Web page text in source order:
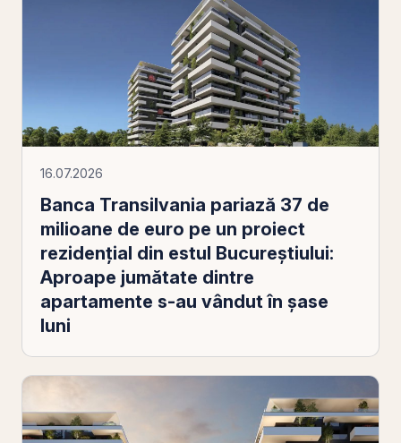
16.07.2026
Banca Transilvania pariază 37 de
milioane de euro pe un proiect
rezidențial din estul Bucureștiului:
Aproape jumătate dintre
apartamente s-au vândut în șase
luni